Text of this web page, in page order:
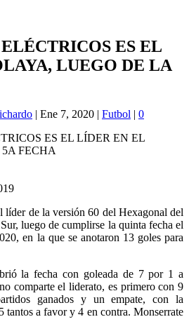
ES EL
LUEGO DE LA
| Ene 7, 2020 | Futbol | 0
líder de la versión 60 del Hexagonal del
luego de cumplirse la quinta fecha el
en la que se anotaron 13 goles para
la fecha con goleada de 7 por 1 a
comparte el liderato, es primero con 9
ganados y un empate, con la
tantos a favor y 4 en contra. Monserrate